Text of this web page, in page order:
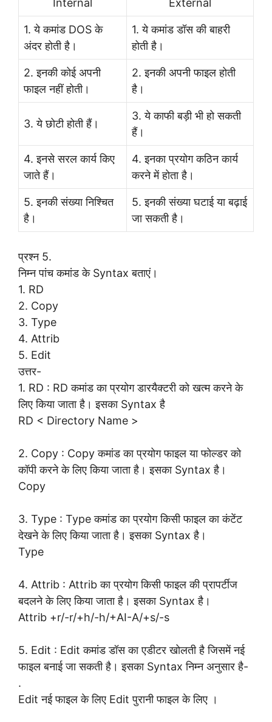
Internal External
1. ये कमांड DOS के
अंदर होती है।
1. ये कमांड डॉस की बाहरी
होती है।
2. इनकी कोई अपनी
फाइल नहीं होती।
2. इनकी अपनी फाइल होती
है।
3. ये छोटी होती हैं।
3. ये काफी बड़ी भी हो सकती
हैं।
4. इनसे सरल कार्य किए
जाते हैं।
4. इनका प्रयोग कठिन कार्य
करने में होता है।
5. इनकी संख्या निश्चित
है।
5. इनकी संख्या घटाई या बढ़ाई
जा सकती है।
प्रश्न 5.
निम्न पांच कमांड के Syntax बताएं।
1. RD
2. Copy
3. Type
4. Attrib
5. Edit
उत्तर-
1. RD : RD कमांड का प्रयोग डारयैक्टरी को खत्म करने के
लिए किया जाता है। इसका Syntax है
RD < Directory Name >
2. Copy : Copy कमांड का प्रयोग फाइल या फोल्डर को
कॉपी करने के लिए किया जाता है। इसका Syntax है।
Copy
3. Type : Type कमांड का प्रयोग किसी फाइल का कंटेंट
देखने के लिए किया जाता है। इसका Syntax है।
Type
4. Attrib : Attrib का प्रयोग किसी फाइल की प्रापर्टीज
बदलने के लिए किया जाता है। इसका Syntax है।
Attrib +r/-r/+h/-h/+AI-A/+s/-s
5. Edit : Edit कमांड डॉस का एडीटर खोलती है जिसमें नई
फाइल बनाई जा सकती है। इसका Syntax निम्न अनुसार है-
.
Edit नई फाइल के लिए Edit पुरानी फाइल के लिए ।